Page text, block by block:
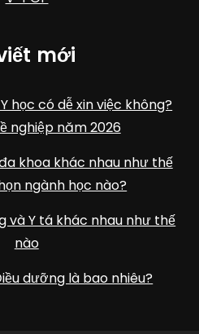
mới
học có dễ xin việc không?
nghiệp năm 2026
khoa khác nhau như thế
ngành học nào?
và Y tá khác nhau như thế
nào
dưỡng là bao nhiêu?